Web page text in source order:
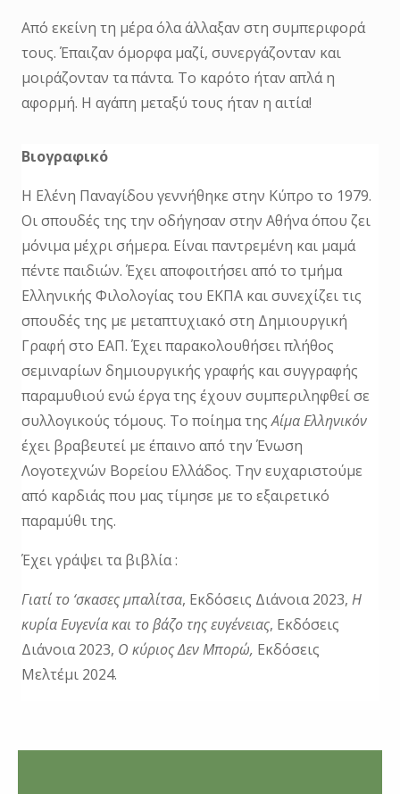
Από εκείνη τη μέρα όλα άλλαξαν στη συμπεριφορά
τους. Έπαιζαν όμορφα μαζί, συνεργάζονταν και
μοιράζονταν τα πάντα. Το καρότο ήταν απλά η
αφορμή. Η αγάπη μεταξύ τους ήταν η αιτία!
Βιογραφικό
Η Ελένη Παναγίδου γεννήθηκε στην Κύπρο το 1979.
Οι σπουδές της την οδήγησαν στην Αθήνα όπου ζει
μόνιμα μέχρι σήμερα. Είναι παντρεμένη και μαμά
πέντε παιδιών. Έχει αποφοιτήσει από το τμήμα
Ελληνικής Φιλολογίας του ΕΚΠΑ και συνεχίζει τις
σπουδές της με μεταπτυχιακό στη Δημιουργική
Γραφή στο ΕΑΠ. Έχει παρακολουθήσει πλήθος
σεμιναρίων δημιουργικής γραφής και συγγραφής
παραμυθιού ενώ έργα της έχουν συμπεριληφθεί σε
συλλογικούς τόμους. Το ποίημα τηςΑίμα Ελληνικόν
έχει βραβευτεί με έπαινο από την Ένωση
Λογοτεχνών Βορείου Ελλάδος. Την ευχαριστούμε
από καρδιάς που μας τίμησε με το εξαιρετικό
παραμύθι της.
Έχει γράψει τα βιβλία :
Γιατί το ‘σκασες μπαλίτσα, Εκδόσεις Διάνοια 2023, Η
κυρία Ευγενία και το βάζο της ευγένειας, Εκδόσεις
Διάνοια 2023, Ο κύριος Δεν Μπορώ, Εκδόσεις
Μελτέμι 2024.